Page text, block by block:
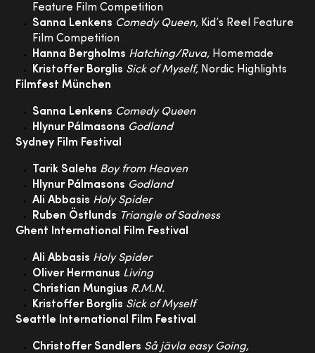
Feature Film Competition
Sanna Lenkens Comedy Queen, Kid’s Reel Feature
Film Competition
Hanna Bergholms Hatching/Ruva, Homemade
Kristoffer Borglis Sick of Myself, Nordic Highlights
Filmfest München
Sanna Lenkens Comedy Queen
Hlynur Pálmasons Godland
Sydney Film Festival
Tarik Salehs Boy from Heaven
Hlynur Pálmasons Godland
Ali Abbasis Holy Spider
Ruben Östlunds Triangle of Sadness
Ghent International Film Festival
Ali Abbasis Holy Spider
Oliver Hermanus Living
Christian Mungius R.M.N.
Kristoffer Borglis Sick of Myself
Seattle International Film Festival
Christoffer Sandlers Så jävla easy Going,